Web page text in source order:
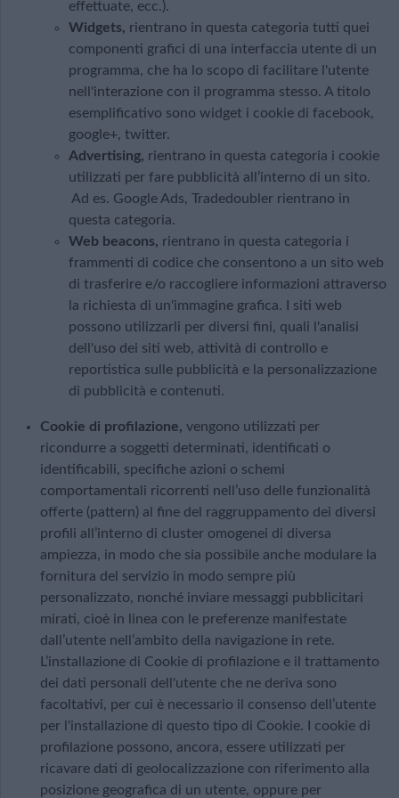
effettuate, ecc.).
Widgets, rientrano in questa categoria tutti quei
componenti grafici di una interfaccia utente di un
programma, che ha lo scopo di facilitare l'utente
nell'interazione con il programma stesso. A titolo
esemplificativo sono widget i cookie di facebook,
google+, twitter.
Advertising, rientrano in questa categoria i cookie
utilizzati per fare pubblicità all’interno di un sito.
Ad es. Google Ads, Tradedoubler rientrano in
questa categoria.
Web beacons, rientrano in questa categoria i
frammenti di codice che consentono a un sito web
di trasferire e/o raccogliere informazioni attraverso
la richiesta di un'immagine grafica. I siti web
possono utilizzarli per diversi fini, quali l'analisi
dell'uso dei siti web, attività di controllo e
reportistica sulle pubblicità e la personalizzazione
di pubblicità e contenuti.
Cookie di profilazione, vengono utilizzati per
ricondurre a soggetti determinati, identificati o
identificabili, specifiche azioni o schemi
comportamentali ricorrenti nell’uso delle funzionalità
offerte (pattern) al fine del raggruppamento dei diversi
profili all’interno di cluster omogenei di diversa
ampiezza, in modo che sia possibile anche modulare la
fornitura del servizio in modo sempre più
personalizzato, nonché inviare messaggi pubblicitari
mirati, cioè in linea con le preferenze manifestate
dall’utente nell’ambito della navigazione in rete.
L’installazione di Cookie di profilazione e il trattamento
dei dati personali dell'utente che ne deriva sono
facoltativi, per cui è necessario il consenso dell’utente
per l'installazione di questo tipo di Cookie. I cookie di
profilazione possono, ancora, essere utilizzati per
ricavare dati di geolocalizzazione con riferimento alla
posizione geografica di un utente, oppure per